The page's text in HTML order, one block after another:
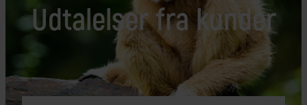
Udtalelser fra kunder